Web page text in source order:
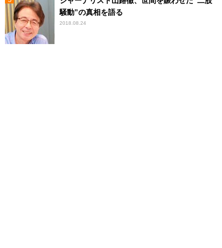
騒動”の真相を語る
2018.08.24